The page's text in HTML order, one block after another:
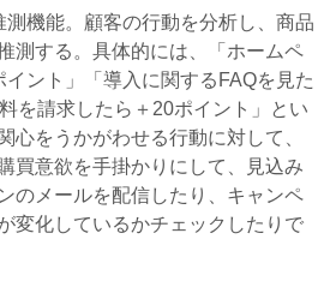
機能。顧客の行動を分析し、商品
測する。具体的には、「ホームペ
ント」「導入に関するFAQを見た
を請求したら＋20ポイント」とい
心をうかがわせる行動に対して、
買意欲を手掛かりにして、見込み
のメールを配信したり、キャンペ
変化しているかチェックしたりで